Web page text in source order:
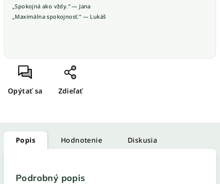
„Spokojná ako vždy.“ — Jana
„Maximálna spokojnosť.“ — Lukáš
Opýtať sa Zdieľať
Popis Hodnotenie Diskusia
Podrobný popis